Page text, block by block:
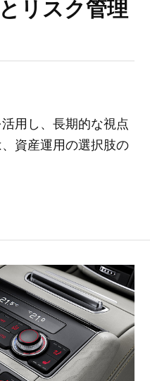
リスク管理
用し、長期的な視点
資産運用の選択肢の